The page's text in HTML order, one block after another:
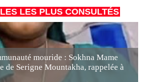
LES PLUS CONSULTÉS
mouride : Sokhna Mame
de Serigne Mountakha, rappelée à